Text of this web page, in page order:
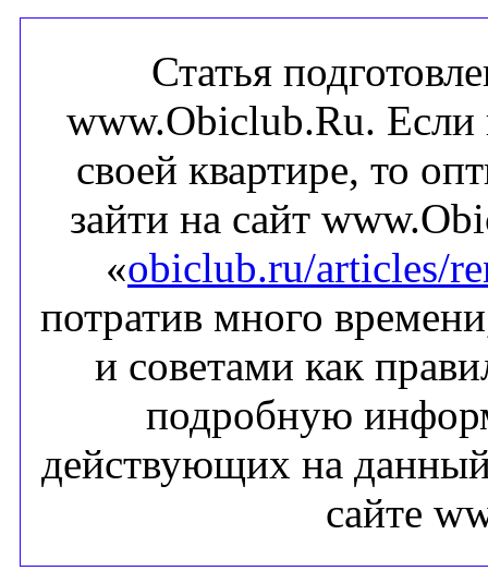
Статья
www.Obiclub.Ru. Если
своей квартире, то
зайти на сайт
«obiclub.ru/articles/
потратив много
и советами как
подробную
действующих на
сайте